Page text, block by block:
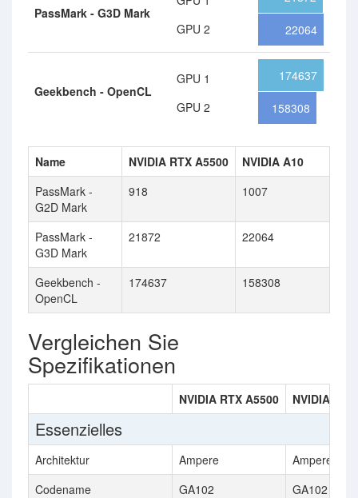
PassMark - G3D Mark
GPU 2
22064
Geekbench - OpenCL
GPU 1
GPU 2
174637
158308
Name NVIDIA RTX A5500
NVIDIA A10
PassMark -
G2D Mark
918 1007
PassMark -
G3D Mark
21872 22064
Geekbench -
OpenCL
174637 158308
Vergleichen Sie
Spezifikationen
NVIDIA RTX A5500 NVIDIA A10
Essenzielles
Architektur Ampere
Ampere
Codename
GA102 GA102